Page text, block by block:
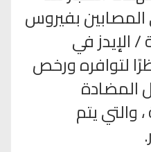
بفيروس
الإيدز في
لتوافره ورخص
المضادة
والتي يتم